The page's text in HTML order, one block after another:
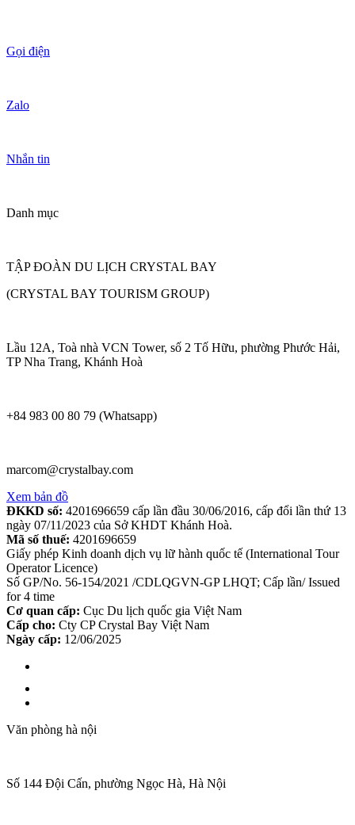
Gọi điện
Zalo
Nhắn tin
Danh mục
TẬP ĐOÀN DU LỊCH CRYSTAL BAY
(CRYSTAL BAY TOURISM GROUP)
Lầu 12A, Toà nhà VCN Tower, số 2 Tố Hữu, phường Phước Hải,
TP Nha Trang, Khánh Hoà
+84 983 00 80 79 (Whatsapp)
marcom@crystalbay.com
Xem bản đồ
ĐKKD số: 4201696659 cấp lần đầu 30/06/2016, cấp đổi lần thứ 13
ngày 07/11/2023 của Sở KHDT Khánh Hoà.
Mã số thuế: 4201696659
Giấy phép Kinh doanh dịch vụ lữ hành quốc tế (International Tour
Operator Licence)
Số GP/No. 56-154/2021 /CDLQGVN-GP LHQT; Cấp lần/ Issued
for 4 time
Cơ quan cấp: Cục Du lịch quốc gia Việt Nam
Cấp cho: Cty CP Crystal Bay Việt Nam
Ngày cấp: 12/06/2025
Văn phòng hà nội
Số 144 Đội Cấn, phường Ngọc Hà, Hà Nội